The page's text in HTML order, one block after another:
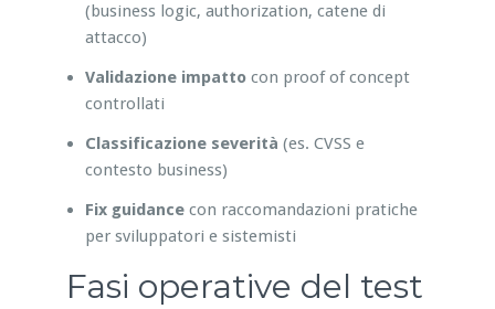
(business logic, authorization, catene di
attacco)
Validazione impattocon proof of concept
controllati
Classificazione severità (es. CVSS e
contesto business)
Fix guidancecon raccomandazioni pratiche
per sviluppatori e sistemisti
Fasi operative del test